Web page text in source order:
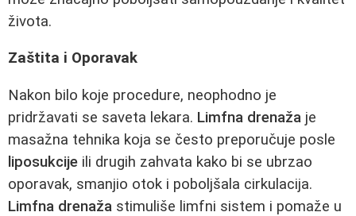
života.
Zaštita i Oporavak
Nakon bilo koje procedure, neophodno je
pridržavati se saveta lekara. Limfna drenaža je
masažna tehnika koja se često preporučuje posle
liposukcije ili drugih zahvata kako bi se ubrzao
oporavak, smanjio otok i poboljšala cirkulacija.
Limfna drenaža stimuliše limfni sistem i pomaže u